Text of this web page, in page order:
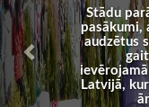
Stādu
pasākumi,
audzētus
Latvijā,